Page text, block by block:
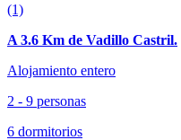
(1)
A 3.6 Km de Vadillo Castril.
Alojamiento entero
2 - 9 personas
6 dormitorios